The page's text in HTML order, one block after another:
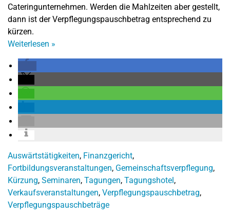
Cateringunternehmen. Werden die Mahlzeiten aber gestellt,
dann ist der Verpflegungspauschbetrag entsprechend zu
kürzen.
Weiterlesen »
Auswärtstätigkeiten, Finanzgericht,
Fortbildungsveranstaltungen, Gemeinschaftsverpflegung,
Kürzung, Seminaren, Tagungen, Tagungshotel,
Verkaufsveranstaltungen, Verpflegungspauschbetrag,
Verpflegungspauschbeträge